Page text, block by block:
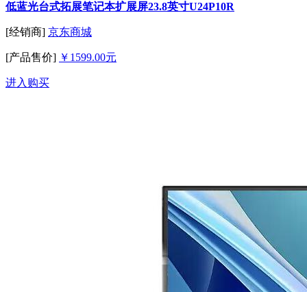
低蓝光台式拓展笔记本扩展屏23.8英寸U24P10R
[经销商] 京东商城
[产品售价] ￥1599.00元
进入购买